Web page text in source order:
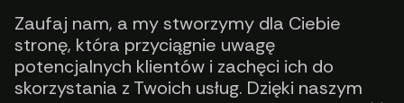
Zaufaj nam, a my stworzymy dla Ciebie
stronę, która przyciągnie uwagę
potencjalnych klientów i zachęci ich do
skorzystania z Twoich usług. Dzięki naszym